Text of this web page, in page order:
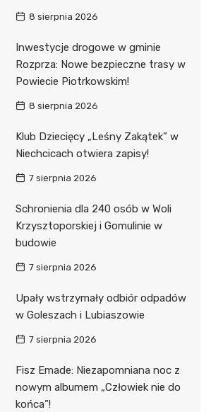
8 sierpnia 2026
Inwestycje drogowe w gminie
Rozprza: Nowe bezpieczne trasy w
Powiecie Piotrkowskim!
8 sierpnia 2026
Klub Dziecięcy „Leśny Zakątek” w
Niechcicach otwiera zapisy!
7 sierpnia 2026
Schronienia dla 240 osób w Woli
Krzysztoporskiej i Gomulinie w
budowie
7 sierpnia 2026
Upały wstrzymały odbiór odpadów
w Goleszach i Lubiaszowie
7 sierpnia 2026
Fisz Emade: Niezapomniana noc z
nowym albumem „Człowiek nie do
końca”!